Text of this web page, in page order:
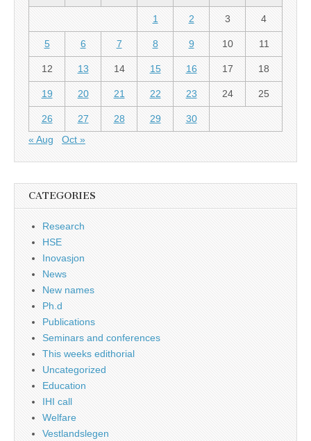
1 2 3 4
5 6 7 8 9 10 11
12 13 14 15 16 17 18
19 20 21 22 23 24 25
26 27 28 29
30
« Aug
Oct »
CATEGORIES
Research
HSE
Inovasjon
News
New names
Ph.d
Publications
Seminars and conferences
This weeks edithorial
Uncategorized
Education
IHI call
Welfare
Vestlandslegen